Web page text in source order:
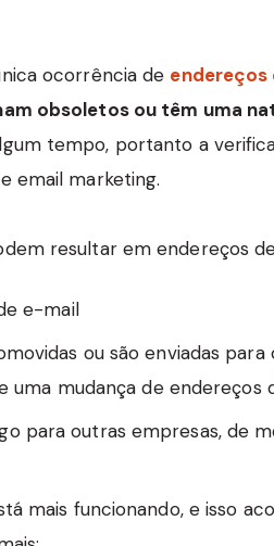
ocorrência de endereços
obsoletos ou têm uma
tempo, portanto a
email marketing.
resultar em endereços
e-mail
ou são enviadas
uma mudança de endereços
para outras empresas, de
mais funcionando, e isso